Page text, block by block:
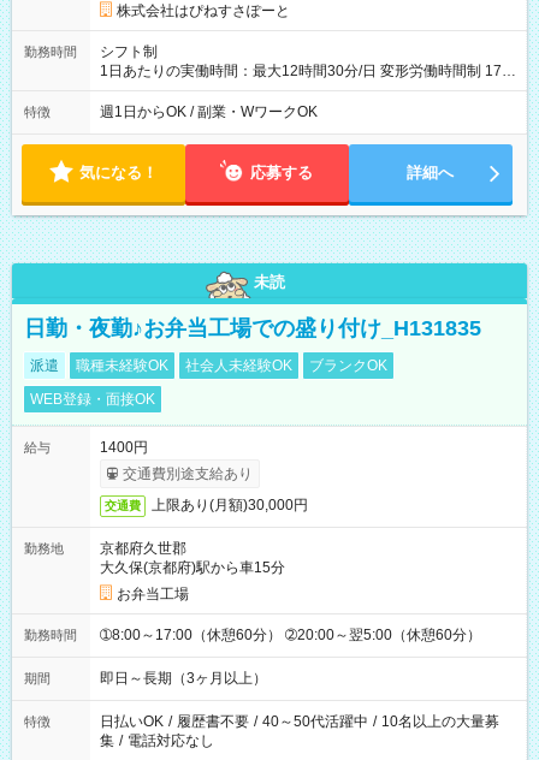
株式会社はぴねすさぽーと
勤務時間
シフト制
1日あたりの実働時間：最大12時間30分/日 変形労働時間制 17：
00～翌9：00（休憩時間3.5時間) 一日の実働時間：12.5時間 想
定労働時間：37.5時間/週 ＊曜日相談：可 ＊労働日数相談：可
特徴 週1日からOK / 副業・WワークOK
気になる！ 応募する 詳細へ
未読
日勤・夜勤♪お弁当工場での盛り付け_H131835
派遣 職種未経験OK 社会人未経験OK
ブランクOK
WEB登録・面接OK
給与
1400円
交通費別途支給あり
交通費 上限あり(月額)30,000円
勤務地
京都府久世郡
大久保(京都府)駅から車15分
お弁当工場
勤務時間 ➀8:00～17:00（休憩60分） ➁20:00～翌5:00（休憩60分）
期間 即日～長期（3ヶ月以上）
特徴 日払いOK / 履歴書不要 / 40～50代活躍中 / 10名以上の大量募
集 / 電話対応なし